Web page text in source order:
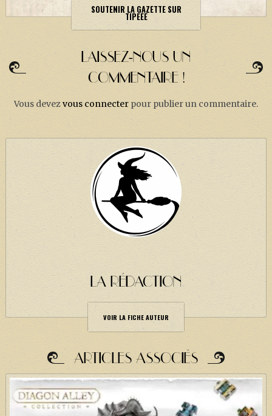
SOUTENIR LA GAZETTE SUR
TIPEEE
LAISSEZ-NOUS UN
COMMENTAIRE !
Vous devezvous connecter pour publier un commentaire.
LA RÉDACTION
VOIR LA FICHE AUTEUR
ARTICLES ASSOCIÉS